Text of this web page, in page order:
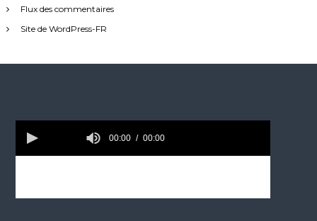
Flux des commentaires
Site de WordPress-FR